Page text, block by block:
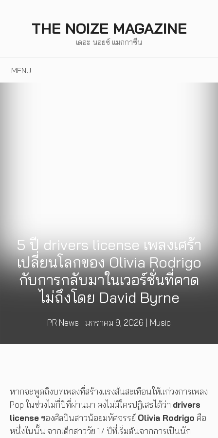
THE NOIZE MAGAZINE
เดอะ นอยซ์ แมกกาซีน
MENU
5 ปี drivers license เพลงเศร้า
เปลี่ยนโลกของ Olivia Rodrigo
กับการกลับมาในเวอร์ชั่นที่คาด
ไม่ถึงโดย David Byrne
PR News | มกราคม 9, 2026 | Music
หากจะพูดถึงบทเพลงที่สร้างแรงสั่นสะเทือนให้แก่วงการเพลง
Pop ในช่วงไม่กี่ปีที่ผ่านมา คงไม่มีใครปฏิเสธได้ว่า drivers
license ของศิลปินสาวน้อยมหัศจรรย์Olivia Rodrigo คือ
หนึ่งในนั้น จากเด็กสาววัย 17 ปีที่เริ่มต้นจากการเป็นนัก